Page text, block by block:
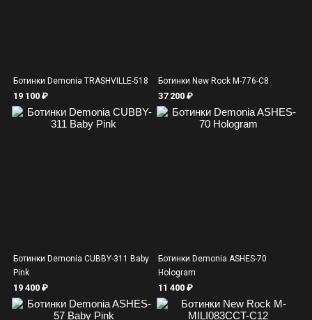
Ботинки Demonia TRASHVILLE-518
19 100 ₽
Ботинки New Rock M-776-C8
37 200 ₽
Ботинки Demonia CUBBY-311 Baby
Pink
19 400 ₽
Ботинки Demonia ASHES-70
Hologram
11 400 ₽